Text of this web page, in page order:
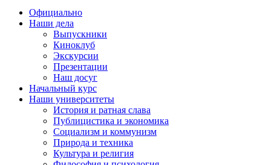
Официально
Наши дела
Выпускники
Киноклуб
Экскурсии
Презентации
Наш досуг
Начальный курс
Наши университеты
История и ратная слава
Публицистика и экономика
Социализм и коммунизм
Природа и техника
Культура и религия